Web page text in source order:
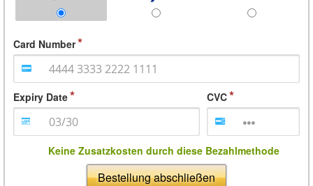
Card Number
Expiry Date CVC
Keine Zusatzkosten durch diese Bezahlmethode
Bestellung abschließen